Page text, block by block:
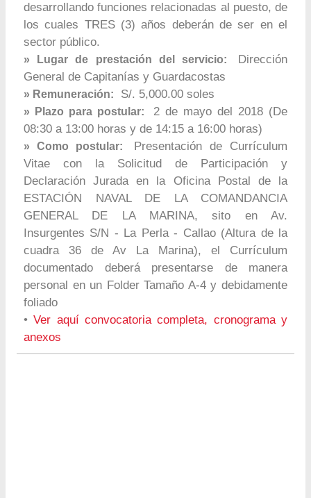
desarrollando funciones relacionadas al puesto, de
los cuales TRES (3) años deberán de ser en el
sector público.
» Lugar de prestación del servicio:
Dirección
General de Capitanías y Guardacostas
» Remuneración: S/. 5,000.00 soles
» Plazo para postular:
2 de mayo del 2018 (De
08:30 a 13:00 horas y de 14:15 a 16:00 horas)
» Como postular:
Presentación de Currículum
Vitae con la Solicitud de Participación y
Declaración Jurada en la Oficina Postal de la
ESTACIÓN NAVAL DE LA COMANDANCIA
GENERAL DE LA MARINA, sito en Av.
Insurgentes S/N - La Perla - Callao (Altura de la
cuadra 36 de Av La Marina), el Currículum
documentado deberá presentarse de manera
personal en un Folder Tamaño A-4 y debidamente
foliado
•Ver aquí convocatoria completa, cronograma y
anexos